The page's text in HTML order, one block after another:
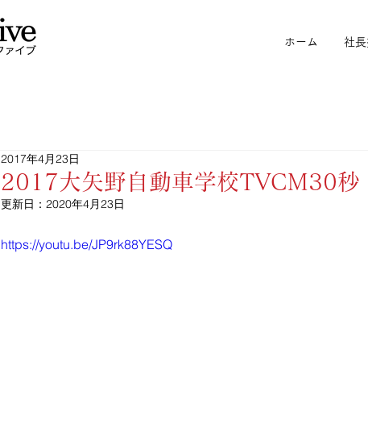
ホーム 社長
2017大矢野自動車学校TVCM30秒
2017年4月23日
更新日： 2020年4月23日
https://youtu.be/JP9rk88YESQ